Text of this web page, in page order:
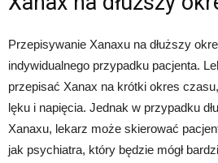
Przepisywanie Xanaxu na dłuższy
indywidualnego przypadku pacjenta.
przepisać Xanax na krótki okres
lęku i napięcia. Jednak w przypadku
Xanaxu, lekarz może skierować
jak psychiatra, który będzie mógł